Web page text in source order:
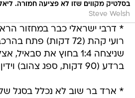
בסלטיק מקווים שזו לא פציעה חמורה.
Steve Welsh
* דרבי ישראלי כבר במחזור
רועי קהת (72 דקות)
שניצחה 1:4 בחוץ את
ברדע (90 דקות, ספג צהוב) וידין לוגסי (85).
* ארד בר שוב לא נכלל בסגל